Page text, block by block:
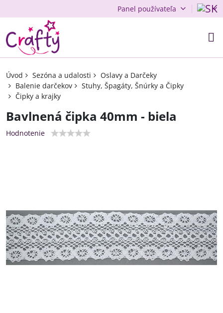
Panel používateľa
Úvod Sezóna a udalosti
Oslavy a Darčeky
Balenie darčekov
Stuhy, Špagáty, Šnúrky a Čipky
Čipky a krajky
Bavlnená čipka 40mm - biela
Hodnotenie